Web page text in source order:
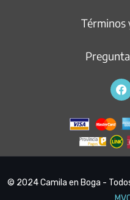
Términos
© 2024 Camila en Boga -